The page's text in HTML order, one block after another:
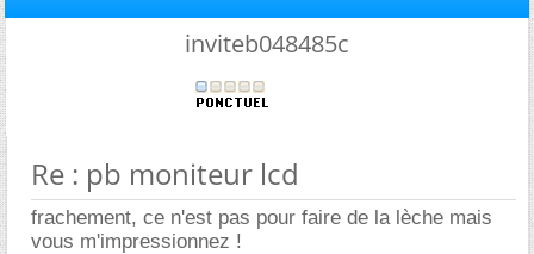
inviteb048485c
Re : pb moniteur lcd
frachement, ce n'est pas pour faire de la lèche mais
vous m'impressionnez !